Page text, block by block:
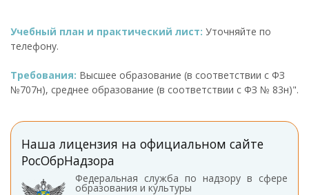
Учебный план и практический лист: Уточняйте по
телефону.
Требования: Высшее образование (в соответствии с ФЗ
№707н), среднее образование (в соответствии с ФЗ № 83н)".
Наша лицензия на официальном сайте
РосОбрНадзора
Федеральная служба по надзору в сфере
образования и культуры